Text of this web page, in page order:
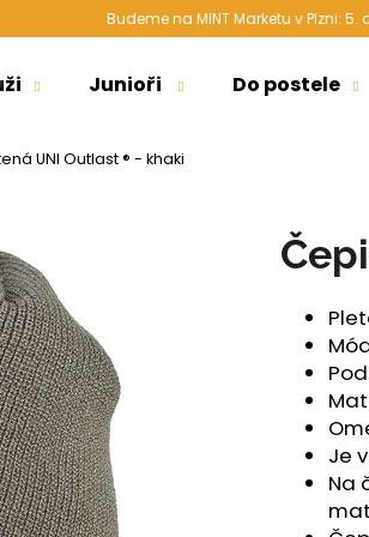
Budeme na MINT Marketu v Plzni: 5.
Junioři Do postele
UNI Outlast ® - khaki
Je
Na
Doporučujeme
HIGH LONG DÁMSKÉ TENKÉ